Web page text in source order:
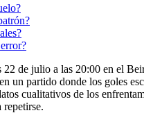
de julio a las 20:00 en el
un partido donde los goles
cualitativos de los